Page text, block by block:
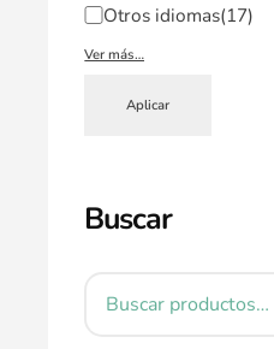
Otros idiomas(17)
Ver más…
Aplicar
Buscar